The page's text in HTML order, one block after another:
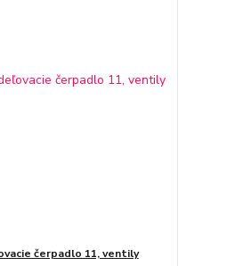
čerpadlo 11, ventily